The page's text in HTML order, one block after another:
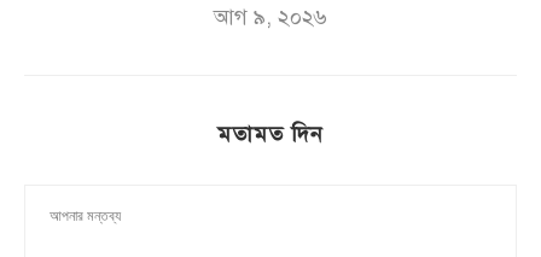
আগ ৯, ২০২৬
মতামত দিন